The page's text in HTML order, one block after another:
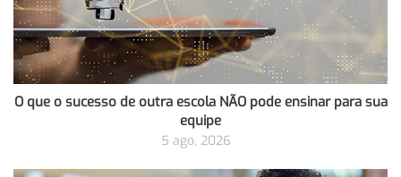
O que o sucesso de outra escola NÃO pode ensinar para sua
equipe
5 ago, 2026